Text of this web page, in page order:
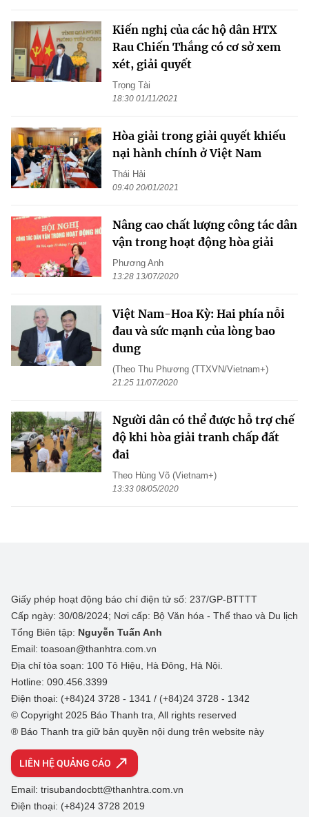
Kiến nghị của các hộ dân HTX
Rau Chiến Thắng có cơ sở xem
xét, giải quyết
Trọng Tài
18:30 01/11/2021
Hòa giải trong giải quyết khiếu
nại hành chính ở Việt Nam
Thái Hải
09:40 20/01/2021
Nâng cao chất lượng công tác dân
vận trong hoạt động hòa giải
Phương Anh
13:28 13/07/2020
Việt Nam-Hoa Kỳ: Hai phía nỗi
đau và sức mạnh của lòng bao
dung
(Theo Thu Phương (TTXVN/Vietnam+)
21:25 11/07/2020
Người dân có thể được hỗ trợ chế
độ khi hòa giải tranh chấp đất
đai
Theo Hùng Võ (Vietnam+)
13:33 08/05/2020
Giấy phép hoạt động báo chí điện tử số: 237/GP-BTTTT
Cấp ngày: 30/08/2024; Nơi cấp: Bộ Văn hóa - Thể thao và Du lịch
Tổng Biên tập: Nguyễn Tuấn Anh
Email: toasoan@thanhtra.com.vn
Địa chỉ tòa soạn: 100 Tô Hiệu, Hà Đông, Hà Nội.
Hotline: 090.456.3399
Điện thoại: (+84)24 3728 - 1341 / (+84)24 3728 - 1342
© Copyright 2025 Báo Thanh tra, All rights reserved
® Báo Thanh tra giữ bản quyền nội dung trên website này
LIÊN HỆ QUẢNG CÁO
Email: trisubandocbtt@thanhtra.com.vn
Điện thoại: (+84)24 3728 2019